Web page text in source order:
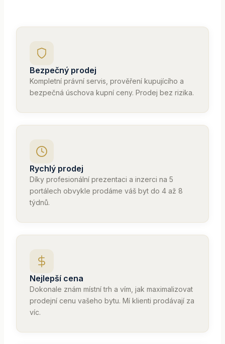
Bezpečný prodej
Kompletní právní servis, prověření kupujícího a
bezpečná úschova kupní ceny. Prodej bez rizika.
Rychlý prodej
Díky profesionální prezentaci a inzerci na 5
portálech obvykle prodáme váš byt do 4 až 8
týdnů.
Nejlepší cena
Dokonale znám místní trh a vím, jak maximalizovat
prodejní cenu vašeho bytu. Mí klienti prodávají za
víc.